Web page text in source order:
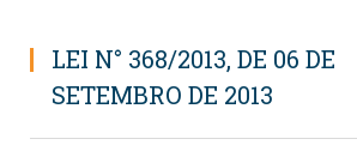
LEI N° 368/2013, DE 06 DE
SETEMBRO DE 2013